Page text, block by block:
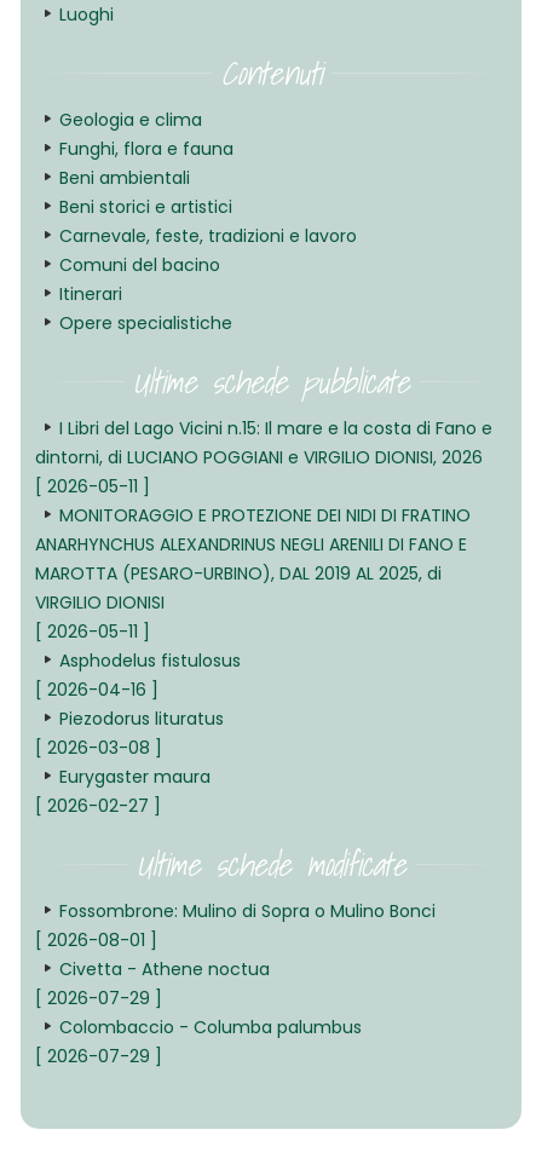
Luoghi
Contenuti
Geologia e clima
Funghi, flora e fauna
Beni ambientali
Beni storici e artistici
Carnevale, feste, tradizioni e lavoro
Comuni del bacino
Itinerari
Opere specialistiche
Ultime schede pubblicate
I Libri del Lago Vicini n.15: Il mare e la costa di Fano e
dintorni, di LUCIANO POGGIANI e VIRGILIO DIONISI, 2026
[ 2026-05-11 ]
MONITORAGGIO E PROTEZIONE DEI NIDI DI FRATINO
ANARHYNCHUS ALEXANDRINUS NEGLI ARENILI DI FANO E
MAROTTA (PESARO-URBINO), DAL 2019 AL 2025, di
VIRGILIO DIONISI
[ 2026-05-11 ]
Asphodelus fistulosus
[ 2026-04-16 ]
Piezodorus lituratus
[ 2026-03-08 ]
Eurygaster maura
[ 2026-02-27 ]
Ultime schede modificate
Fossombrone: Mulino di Sopra o Mulino Bonci
[ 2026-08-01 ]
Civetta - Athene noctua
[ 2026-07-29 ]
Colombaccio - Columba palumbus
[ 2026-07-29 ]